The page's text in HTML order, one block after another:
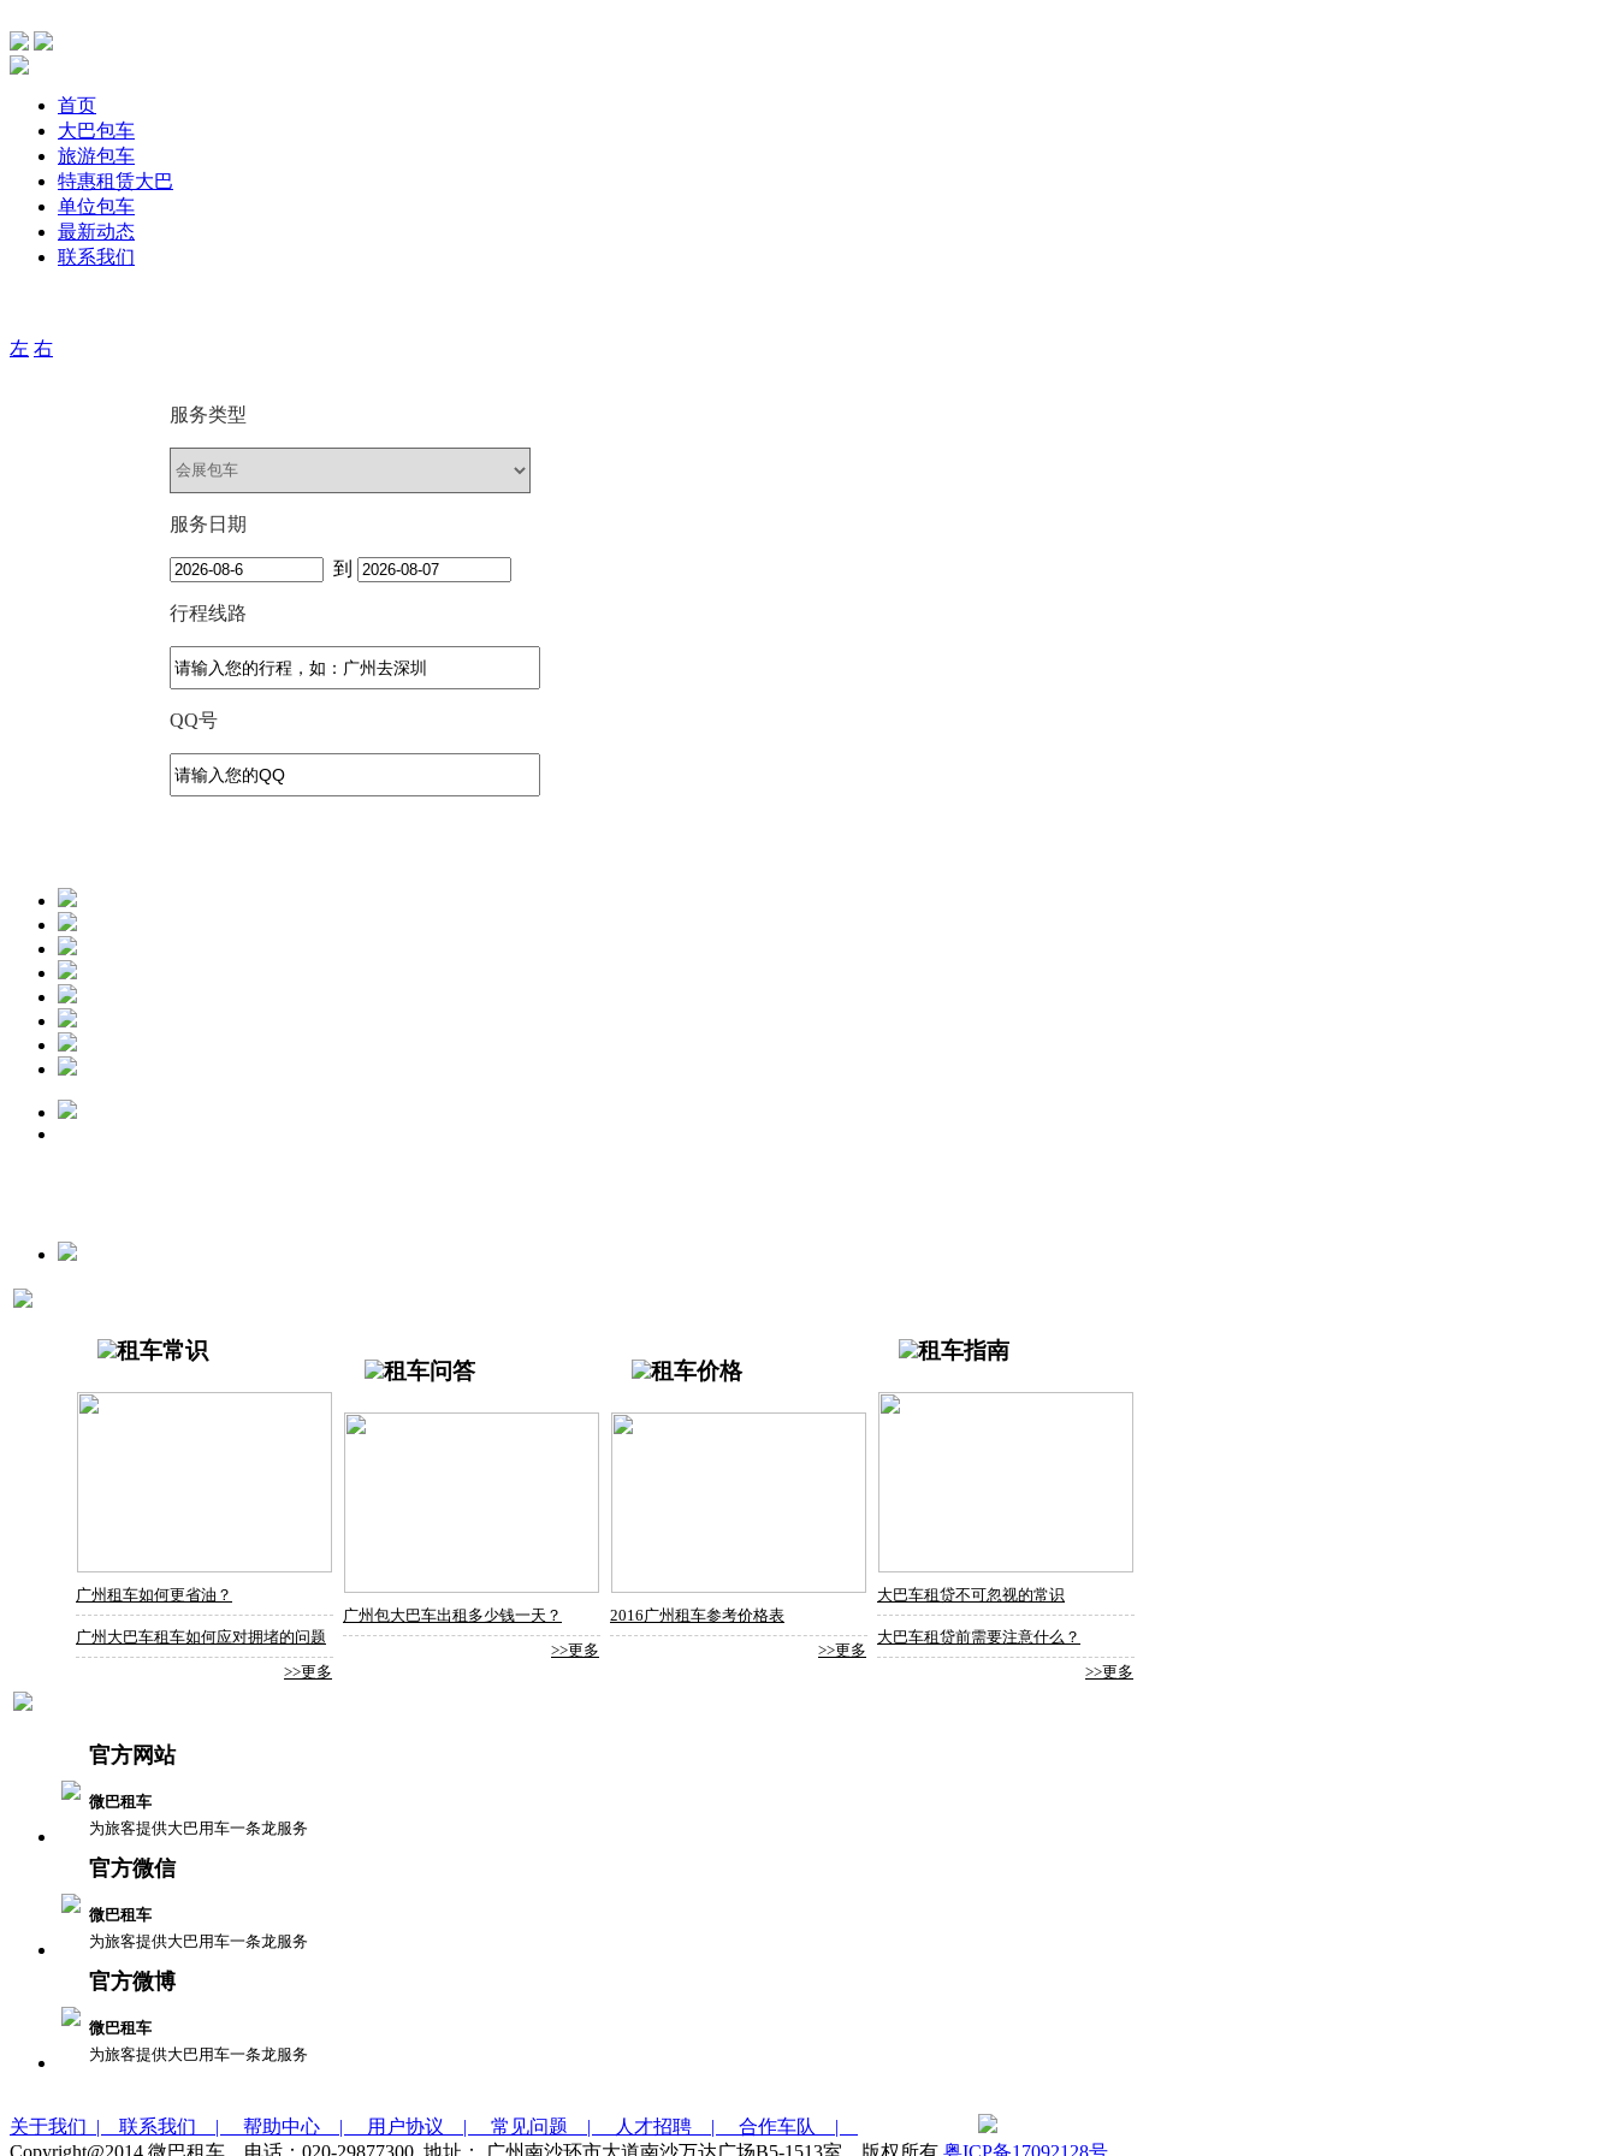
首页
大巴包车
旅游包车
特惠租赁大巴
单位包车
最新动态
联系我们
左 右
服务类型
服务日期
到
行程线路
QQ号
租车常识
广州租车如何更省油？
广州大巴车租车如何应对拥堵的问题
>>更多
租车问答
广州包大巴车出租多少钱一天？
>>更多
租车价格
2016广州租车参考价格表
>>更多
租车指南
大巴车租贷不可忽视的常识
大巴车租贷前需要注意什么？
>>更多
官方网站
微巴租车
为旅客提供大巴用车一条龙服务
官方微信
微巴租车
为旅客提供大巴用车一条龙服务
官方微博
微巴租车
为旅客提供大巴用车一条龙服务
关于我们 | 联系我们 | 帮助中心 | 用户协议 | 常见问题 | 人才招聘 |
合作车队 |
Copyright@2014 微巴租车 电话：020-29877300 地址： 广州南沙环市大道南沙万达广场B5-1513室 版权所有 粤ICP备17092128号